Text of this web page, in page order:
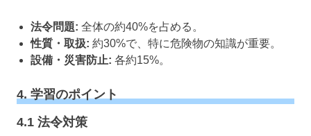
法令問題: 全体の約40%を占める。
性質・取扱: 約30%で、特に危険物の知識が重要。
設備・災害防止: 各約15%。
4. 学習のポイント
4.1 法令対策